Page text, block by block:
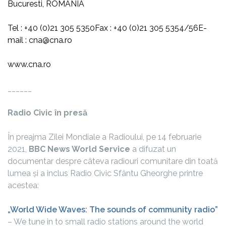
Bucuresti, ROMÂNIA
Tel : +40 (0)21 305 5350Fax : +40 (0)21 305 5354/56E-
mail : cna@cna.ro
www.cna.ro
Radio Civic în presă
În preajma Zilei Mondiale a Radioului, pe 14 februarie
2021, BBC News World Service a difuzat un
documentar despre câteva radiouri comunitare din toată
lumea și a inclus Radio Civic Sfântu Gheorghe printre
acestea:
„World Wide Waves: The sounds of community radio”
– We tune in to small radio stations around the world